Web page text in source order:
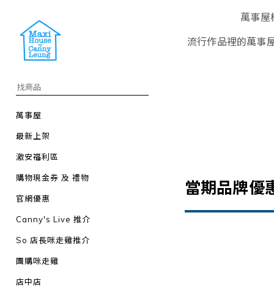
萬事屋
最新上架
激安福利區
購物現金券 及 禮物
官網優惠
Canny's Live 推介
So 店長咪走雞推介
團購咪走雞
店中店
萬事屋
流行作品裡的萬事
當期品牌優